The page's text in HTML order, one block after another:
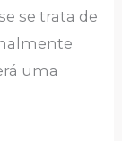
se trata de
uma